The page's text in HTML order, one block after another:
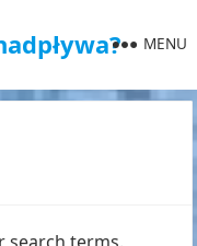
MENU